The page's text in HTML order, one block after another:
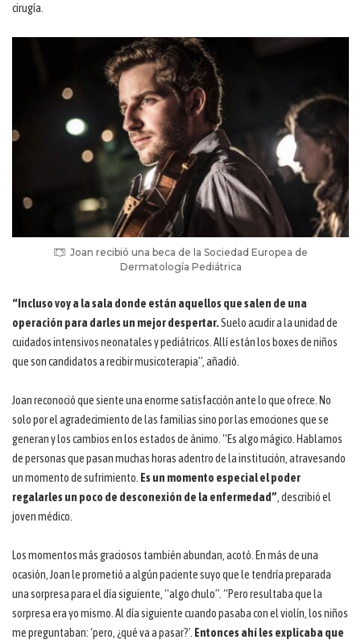
cirugía.
Joan recibió una beca de la Sociedad Europea de
Dermatología Pediátrica
“Incluso voy a la sala donde están aquellos que salen de una
operación para darles un mejor despertar.Suelo acudir a la unidad de
cuidados intensivos neonatales y pediátricos. Allí están los boxes de niños
que son candidatos a recibir musicoterapia”, añadió.
Joan reconoció que siente una enorme satisfacción ante lo que ofrece. No
solo por el agradecimiento de las familias sino por las emociones que se
generan y los cambios en los estados de ánimo. “Es algo mágico. Hablamos
de personas que pasan muchas horas adentro de la institución, atravesando
un momento de sufrimiento. Es un momento especial el poder
regalarles un poco de desconexión de la enfermedad” , describió el
joven médico.
Los momentos más graciosos también abundan, acotó. En más de una
ocasión, Joan le prometió a algún paciente suyo que le tendría preparada
una sorpresa para el día siguiente, “algo chulo”. “Pero resultaba que la
sorpresa era yo mismo. Al día siguiente cuando pasaba con el violín, los niños
me preguntaban: ‘pero, ¿qué va a pasar?’. Entonces ahí les explicaba que